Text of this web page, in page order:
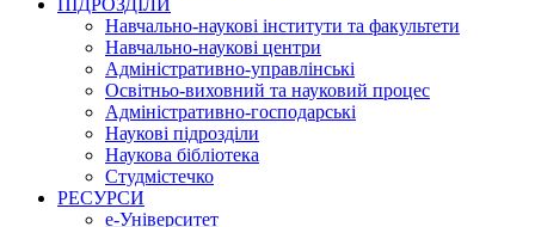
Навчально-наукові інститути та факультети
Навчально-наукові центри
Адміністративно-управлінські
Освітньо-виховний та науковий процес
Адміністративно-господарські
Наукові підрозділи
Наукова бібліотека
Студмістечко
РЕСУРСИ
е-Університет